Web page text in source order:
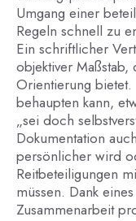
Umgang einer
Regeln schnell zu
Ein schriftlicher
objektiver
Orientierung bietet.
behaupten kann,
„sei doch
Dokumentation
persönlicher wird
Reitbeteiligungen
müssen. Dank
Zusammenarbeit